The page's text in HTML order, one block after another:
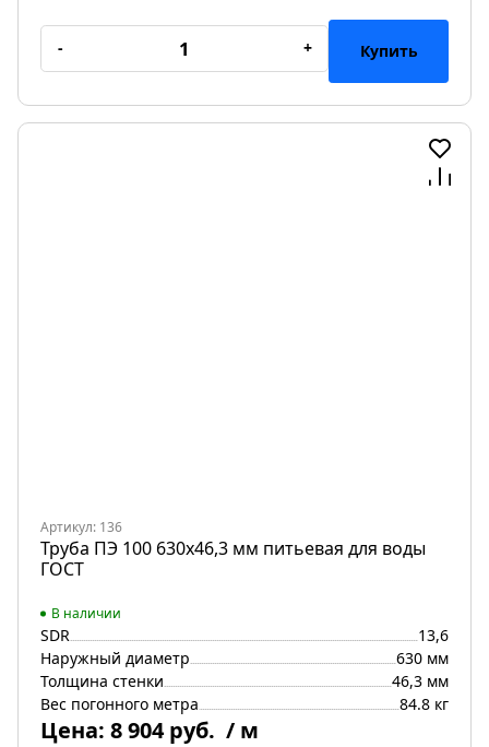
- + Купить
Артикул: 136
Труба ПЭ 100 630х46,3 мм питьевая для воды
ГОСТ
В наличии
SDR
13,6
Наружный диаметр
630 мм
Толщина стенки
46,3 мм
Вес погонного метра
84.8 кг
Цена: 8 904 руб. / м